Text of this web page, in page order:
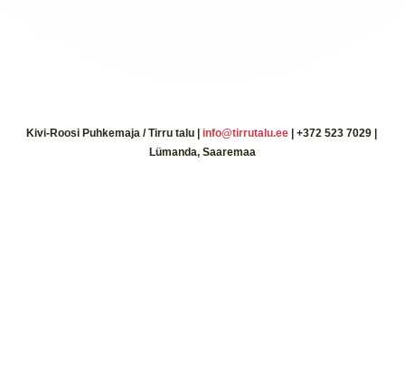
Kivi-Roosi Puhkemaja / Tirru talu | info@tirrutalu.ee| +372 523 7029 |
Lümanda, Saaremaa